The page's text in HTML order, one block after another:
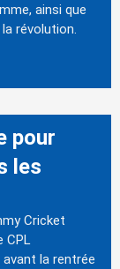
ainsi que
révolution.
pour
les
Cricket
CPL
la rentrée